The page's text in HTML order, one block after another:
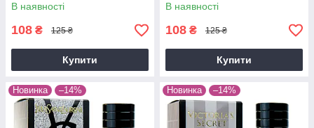
В наявності
108 ₴ 125 ₴
Купити
В наявності
108 ₴ 125 ₴
Купити
Новинка –14% Новинка –14%